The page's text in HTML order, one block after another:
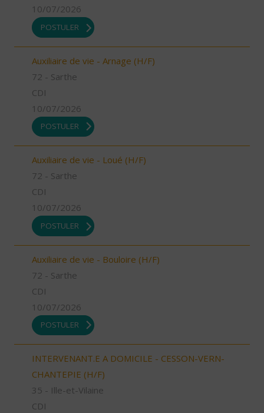
10/07/2026
POSTULER
Auxiliaire de vie - Arnage (H/F)
72 - Sarthe
CDI
10/07/2026
POSTULER
Auxiliaire de vie - Loué (H/F)
72 - Sarthe
CDI
10/07/2026
POSTULER
Auxiliaire de vie - Bouloire (H/F)
72 - Sarthe
CDI
10/07/2026
POSTULER
INTERVENANT.E A DOMICILE - CESSON-VERN-
CHANTEPIE (H/F)
35 - Ille-et-Vilaine
CDI